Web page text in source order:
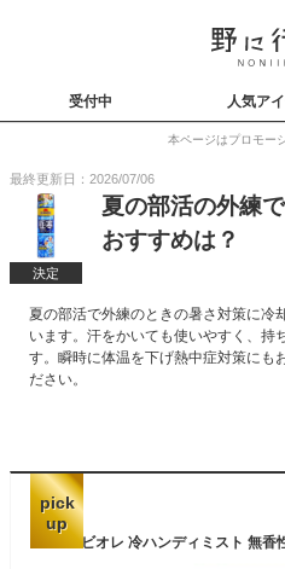
受付中 人気ア
本ページはプロモー
最終更新日：2026/07/06
決定
夏の部活の外練
おすすめは？
夏の部活で外練のときの暑さ対策に冷
います。汗をかいても使いやすく、持
す。瞬時に体温を下げ熱中症対策にも
ださい。
pick
up